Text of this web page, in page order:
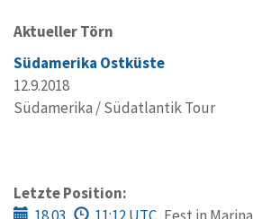
Aktueller Törn
Südamerika Ostküste
12.9.2018
Südamerika / Südatlantik Tour
Letzte Position: